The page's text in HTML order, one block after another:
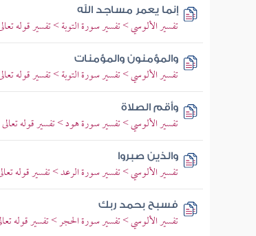
إنما يعمر مساجد الله
تفسير الألوسي > تفسير سورة التوبة > تفسير قوله
والمؤمنون والمؤمنات
تفسير الألوسي > تفسير سورة التوبة > تفسير قوله
وأقم الصلاة
تفسير الألوسي > تفسير سورة هود > تفسير قوله
والذين صبروا
تفسير الألوسي > تفسير سورة الرعد > تفسير قوله
فسبح بحمد ربك
تفسير الألوسي > تفسير سورة الحجر > تفسير قوله